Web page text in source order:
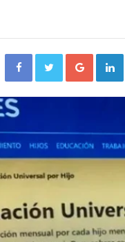
FacebookTwitter